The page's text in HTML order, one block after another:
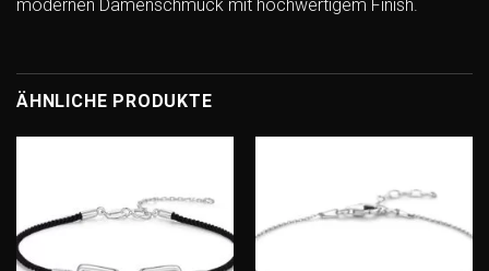
modernen Damenschmuck mit hochwertigem Finish.
ÄHNLICHE PRODUKTE
wishlist
Add to